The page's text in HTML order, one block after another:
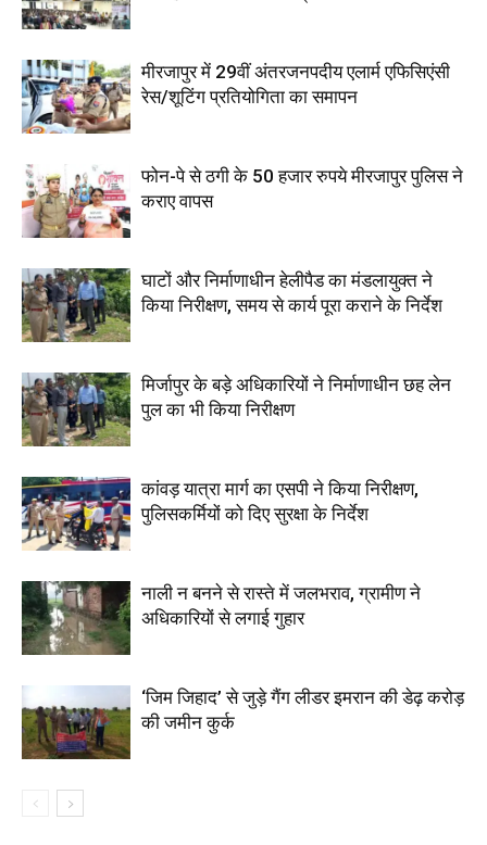
मीरजापुर में 29वीं अंतरजनपदीय एलार्म एफिसिएंसी
रेस/शूटिंग प्रतियोगिता का समापन
फोन-पे से ठगी के 50 हजार रुपये मीरजापुर पुलिस ने
कराए वापस
घाटों और निर्माणाधीन हेलीपैड का मंडलायुक्त ने
किया निरीक्षण, समय से कार्य पूरा कराने के निर्देश
मिर्जापुर के बड़े अधिकारियों ने निर्माणाधीन छह लेन
पुल का भी किया निरीक्षण
कांवड़ यात्रा मार्ग का एसपी ने किया निरीक्षण,
पुलिसकर्मियों को दिए सुरक्षा के निर्देश
नाली न बनने से रास्ते में जलभराव, ग्रामीण ने
अधिकारियों से लगाई गुहार
‘जिम जिहाद’ से जुड़े गैंग लीडर इमरान की डेढ़ करोड़
की जमीन कुर्क